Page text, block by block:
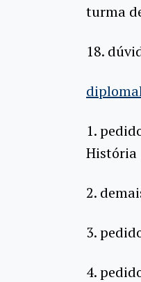
turma
18.
1.
História
2.
3.
4.